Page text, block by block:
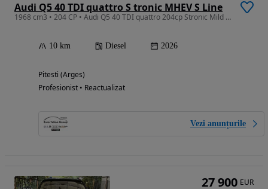
Audi Q5 40 TDI quattro S tronic MHEV S Line
1968 cm3 • 204 CP • Audi Q5 40 TDI quattro 204cp Stronic Mild Hybrid Plus 2026
10 km Diesel 2026
Pitesti (Arges)
Profesionist • Reactualizat
Vezi anunțurile
27 900 EUR